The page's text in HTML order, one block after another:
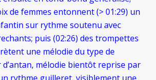
de femmes entonnent (> 01:29) un
sur rythme soutenu avec
puis (02:26) des trompettes
une mélodie du type de
d’antan, mélodie bientôt reprise par